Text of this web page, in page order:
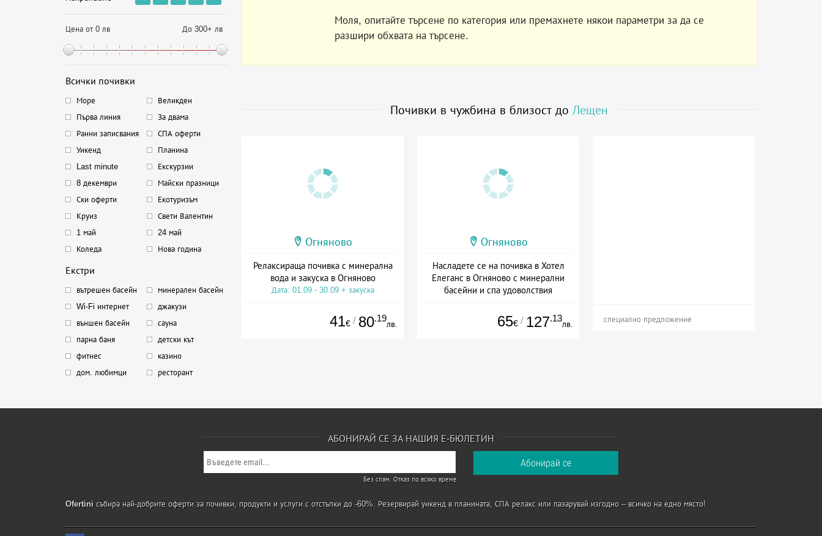
Цена от 0 лв До 300+ лв
Всички почивки
Море
Великден
Първа линия
За двама
Ранни записвания
СПА оферти
Уикенд
Планина
Last minute
Екскурзии
8 декември
Майски празници
Ски оферти
Екотуризъм
Круиз
Свети Валентин
1 май
24 май
Коледа
Нова година
Екстри
вътрешен басейн
минерален басейн
Wi-Fi интернет
джакузи
външен басейн
сауна
парна баня
детски кът
фитнес
казино
дом. любимци
ресторант
Моля, опитайте търсене по категория или премахнете някои параметри за да се
разшири обхвата на търсене.
Почивки в чужбина в близост до Лещен
Огняново
Релаксираща почивка с минерална
вода и закуска в Огняново
Дата: 01.09 - 30.09 + закуска
41€ / 80.19
лв.
Огняново
Насладете се на почивка в Хотел
Елеганс в Огняново с минерални
басейни и спа удоволствия
65€ / 127.13
лв. специално предложение
АБОНИРАЙ СЕ ЗА НАШИЯ Е-БЮЛЕТИН
Без спам. Отказ по всяко време.
Ofertini събира най-добрите оферти за почивки, продукти и услуги с отстъпки до -60%. Резервирай уикенд в планината, СПА релакс или пазарувай изгодно – всичко на едно място!